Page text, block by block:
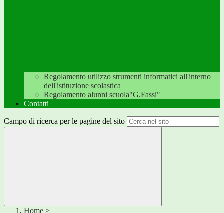
Regolamento utilizzo strumenti informatici all'interno
dell'istituzione scolastica
Regolamento alunni scuola"G.Fassi"
Contatti
Campo di ricerca per le pagine del sito
Home >